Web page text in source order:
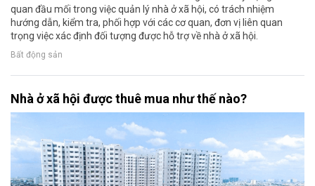
quan đầu mối trong việc quản lý nhà ở xã hội, có trách nhiệm
hướng dẫn, kiểm tra, phối hợp với các cơ quan, đơn vị liên quan
trọng việc xác định đối tượng được hỗ trợ về nhà ở xã hội.
Bất động sản
Nhà ở xã hội được thuê mua như thế nào?